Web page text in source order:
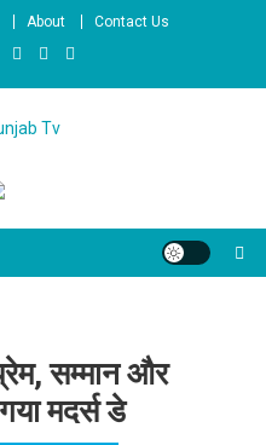
About Contact Us
सम्मान और
मदर्स डे